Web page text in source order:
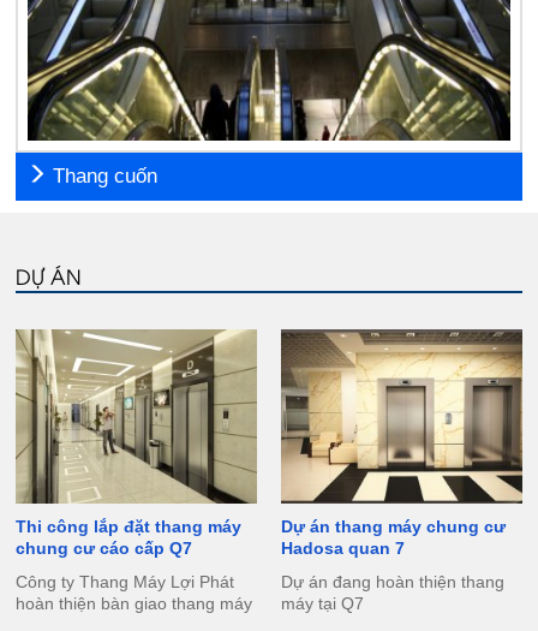
Thang cuốn
DỰ ÁN
Thi công lắp đặt thang máy
chung cư cáo cấp Q7
Công ty Thang Máy Lợi Phát
hoàn thiện bàn giao thang máy
Dự án thang máy chung cư
Hadosa quan 7
Dự án đang hoàn thiện thang
máy tại Q7